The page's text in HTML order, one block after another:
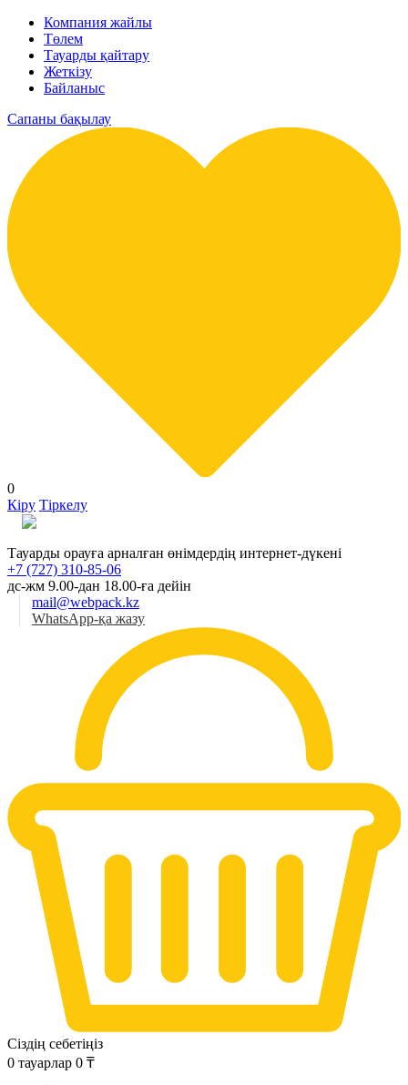
Компания жайлы
Төлем
Тауарды қайтару
Жеткізу
Байланыс
Сапаны бақылау
0
Кіру Тіркелу
Тауарды орауға арналған өнімдердің интернет-дүкені
+7 (727) 310-85-06
дс-жм 9.00-дан 18.00-ға дейін
mail@webpack.kz
WhatsApp-қа жазу
Сіздің себетіңіз
0 тауарлар 0 ₸